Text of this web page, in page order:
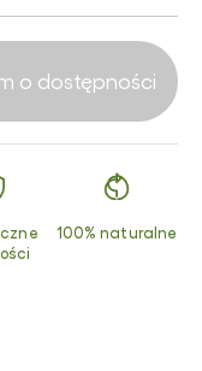
o dostępności
100% naturalne